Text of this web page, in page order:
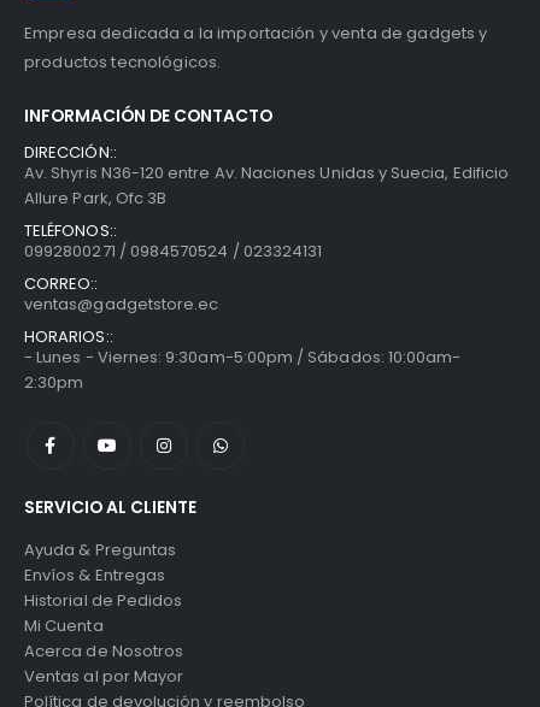
Empresa dedicada a la importación y venta de gadgets y
productos tecnológicos.
INFORMACIÓN DE CONTACTO
DIRECCIÓN::
Av. Shyris N36-120 entre Av. Naciones Unidas y Suecia, Edificio
Allure Park, Ofc 3B
TELÉFONOS::
0992800271 / 0984570524 / 023324131
CORREO::
ventas@gadgetstore.ec
HORARIOS::
- Lunes - Viernes: 9:30am-5:00pm / Sábados: 10:00am-
2:30pm
SERVICIO AL CLIENTE
Ayuda & Preguntas
Envíos & Entregas
Historial de Pedidos
Mi Cuenta
Acerca de Nosotros
Ventas al por Mayor
Política de devolución y reembolso